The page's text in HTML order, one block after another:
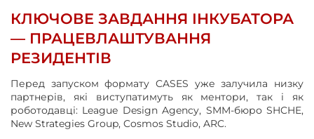
КЛЮЧОВЕ ЗАВДАННЯ ІНКУБАТОРА
— ПРАЦЕВЛАШТУВАННЯ
РЕЗИДЕНТІВ
Перед запуском формату CASES уже залучила низку
партнерів, які виступатимуть як ментори, так і як
роботодавці: League Design Agency, SMM-бюро SHCHE,
New Strategies Group, Cosmos Studio, ARC.